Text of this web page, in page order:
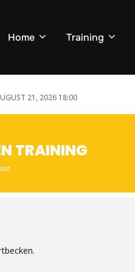
Home Training
21, 2026 18:00
TRAINING